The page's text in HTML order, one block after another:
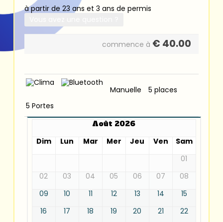
à partir de 23 ans et 3 ans de permis
commence à € 40.00
Manuelle
5 places
5 Portes
Août 2026
Dim
Lun Mar Mer Jeu Ven
Sam
01
02
03 04 05 06 07
08
09
10 11 12 13 14
15
16
17 18 19 20 21
22